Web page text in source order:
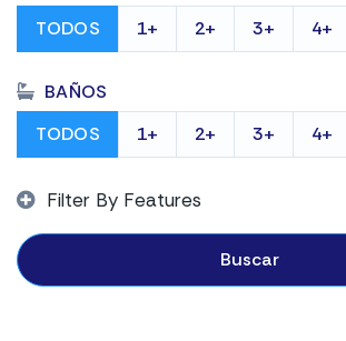
TODOS
1+ 2+ 3+ 4+
BAÑOS
TODOS
1+ 2+ 3+ 4+
Filter By Features
Buscar